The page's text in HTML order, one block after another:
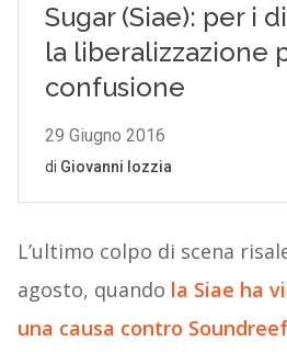
L’ultimo colpo di scena
agosto, quando la Siae ha
una causa contro Soundreef